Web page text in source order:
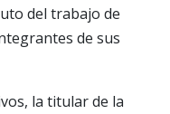
del trabajo de
de sus
la titular de la